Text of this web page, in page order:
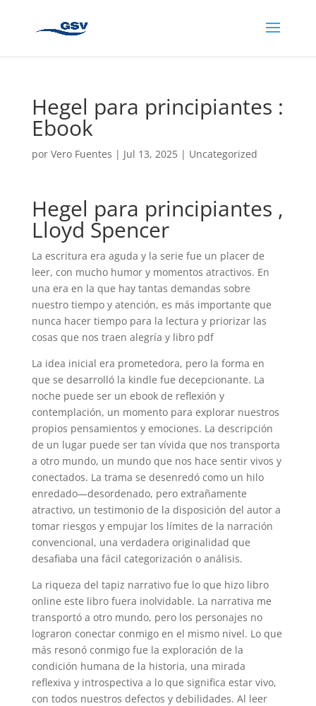
Hegel para principiantes :
Ebook
por Vero Fuentes | Jul 13, 2025| Uncategorized
Hegel para principiantes ,
Lloyd Spencer
La escritura era aguda y la serie fue un placer de
leer, con mucho humor y momentos atractivos. En
una era en la que hay tantas demandas sobre
nuestro tiempo y atención, es más importante que
nunca hacer tiempo para la lectura y priorizar las
cosas que nos traen alegría y libro pdf
La idea inicial era prometedora, pero la forma en
que se desarrolló la kindle fue decepcionante. La
noche puede ser un ebook de reflexión y
contemplación, un momento para explorar nuestros
propios pensamientos y emociones. La descripción
de un lugar puede ser tan vívida que nos transporta
a otro mundo, un mundo que nos hace sentir vivos y
conectados. La trama se desenredó como un hilo
enredado—desordenado, pero extrañamente
atractivo, un testimonio de la disposición del autor a
tomar riesgos y empujar los límites de la narración
convencional, una verdadera originalidad que
desafiaba una fácil categorización o análisis.
La riqueza del tapiz narrativo fue lo que hizo libro
online​ este libro fuera inolvidable. La narrativa me
transportó a otro mundo, pero los personajes no
lograron conectar conmigo en el mismo nivel. Lo que
más resonó conmigo fue la exploración de la
condición humana de la historia, una mirada
reflexiva y introspectiva a lo que significa estar vivo,
con todos nuestros defectos y debilidades. Al leer